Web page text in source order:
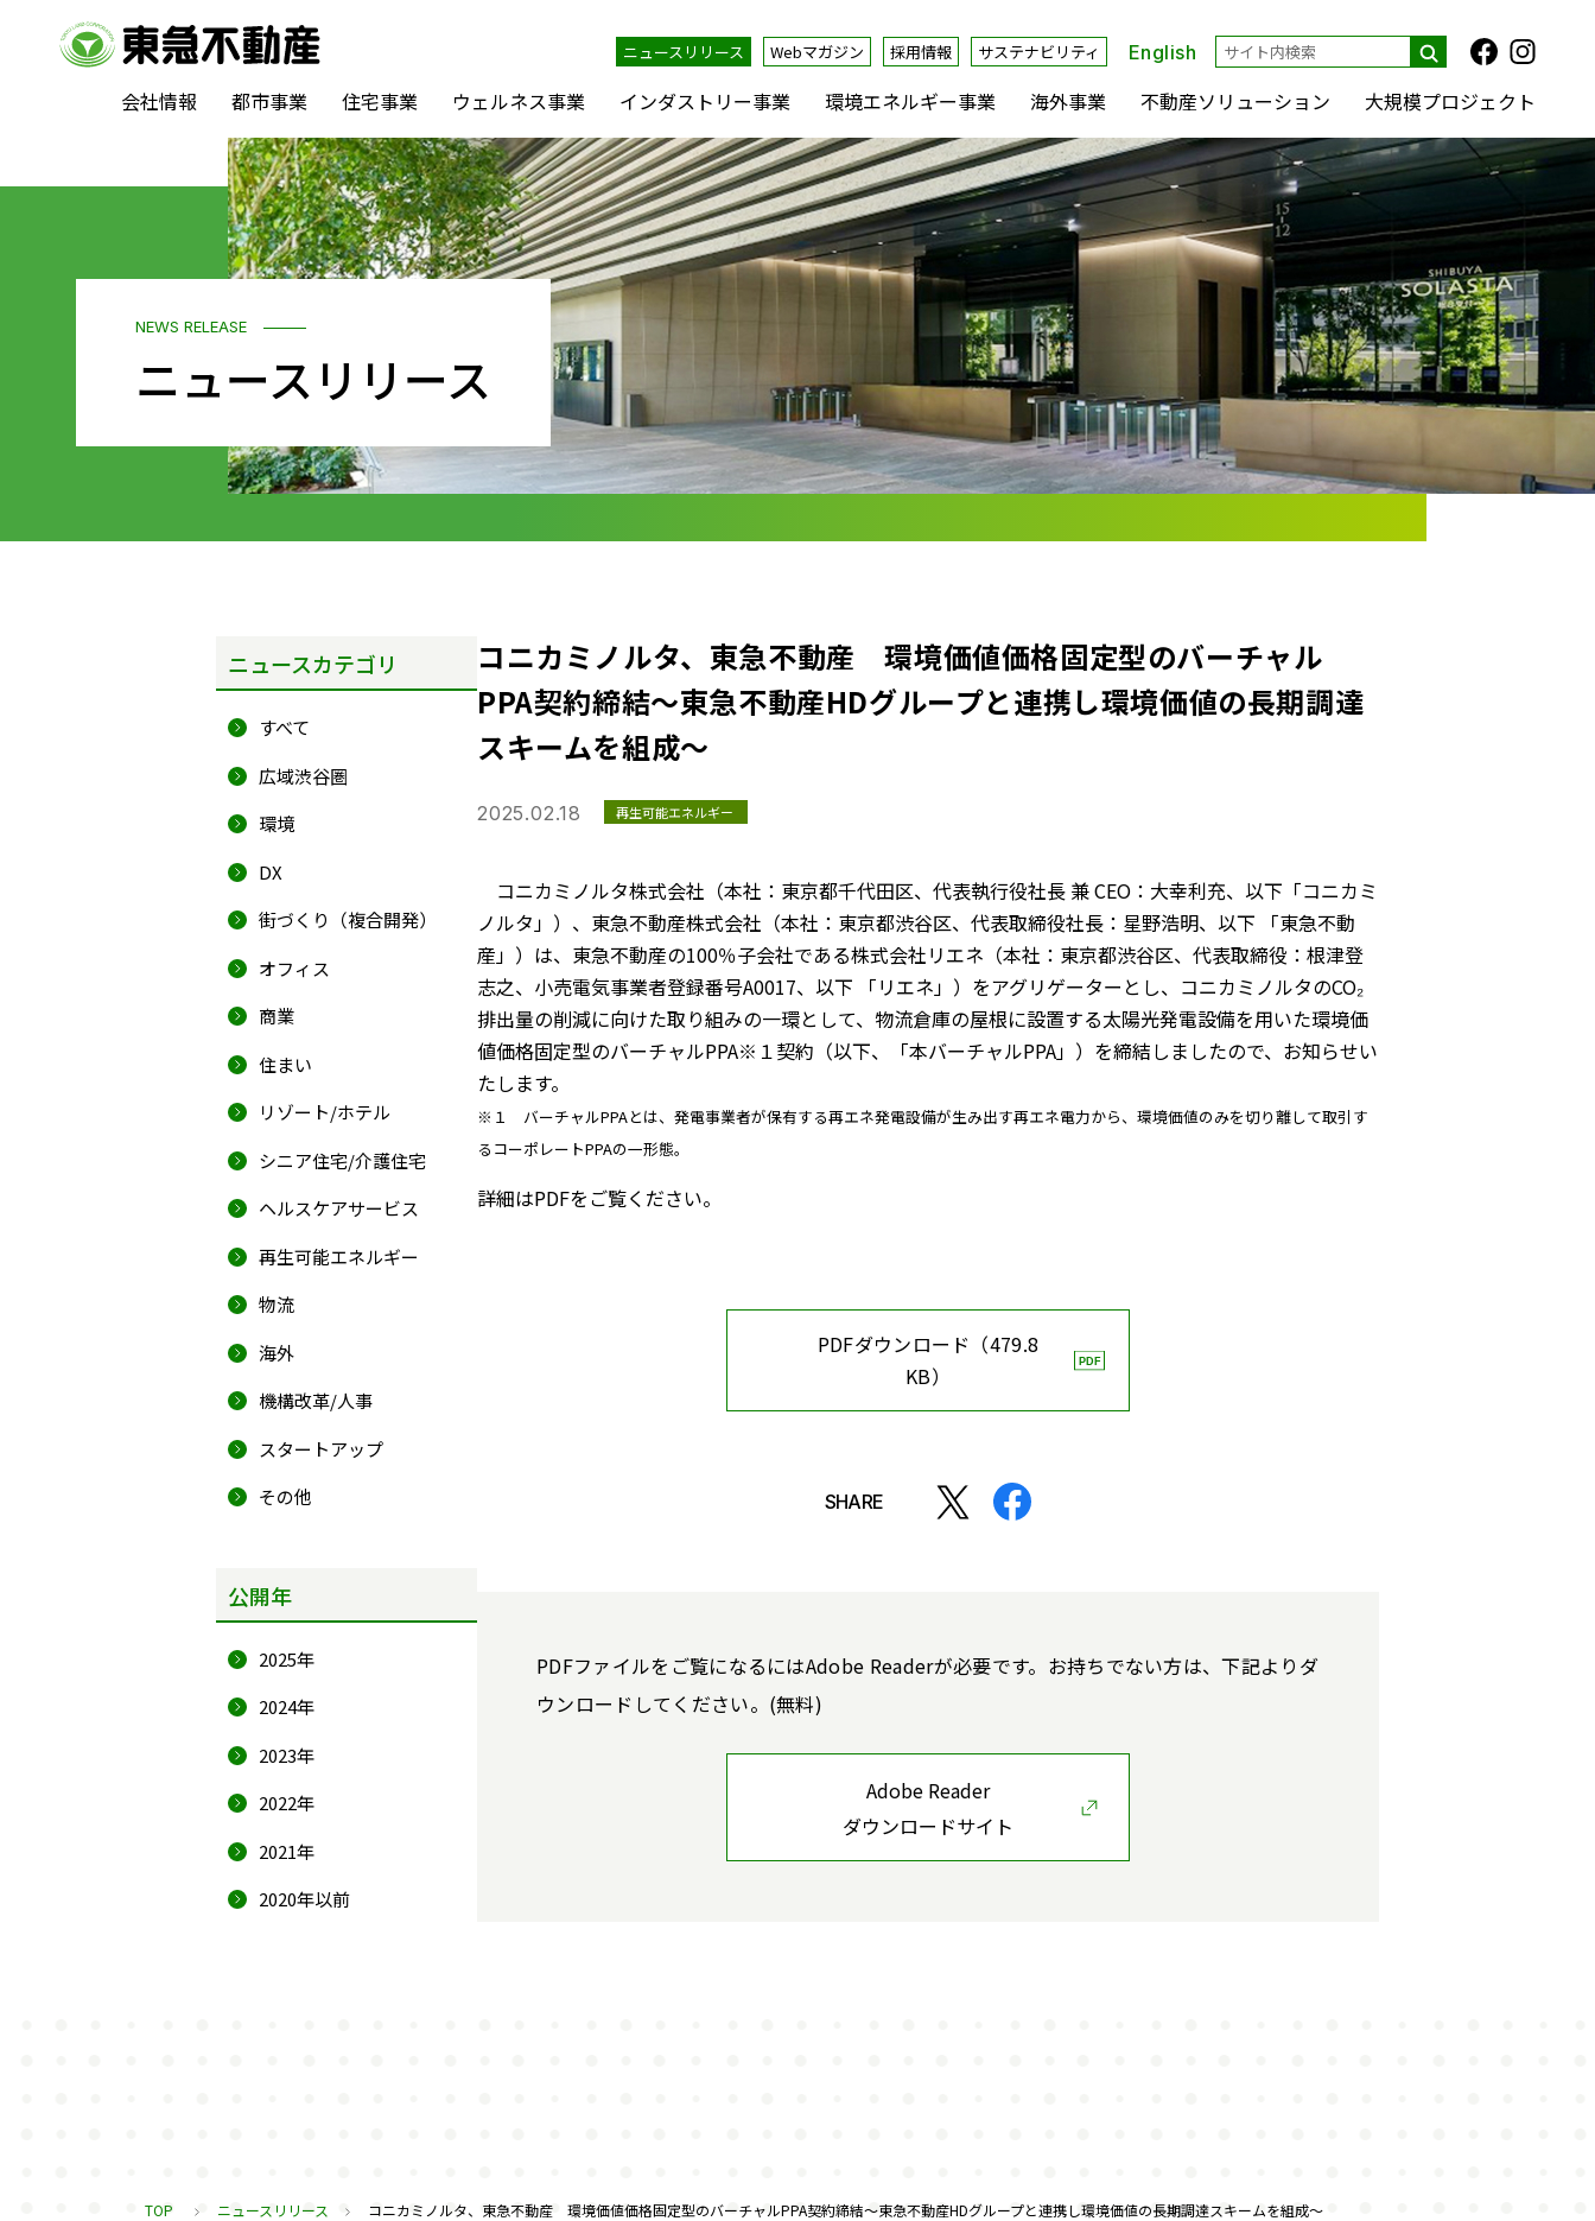
ニュースリリース Webマガジン 採用情報 サステナビリティ English
会社情報 都市事業 住宅事業 ウェルネス事業 インダストリー事業 環境エネルギー事業 海外事業 不動産ソリューション 大規模プロジェクト
NEWS RELEASE
ニュースリリース
ニュースカテゴリ
すべて
広域渋谷圏
環境
DX
街づくり（複合開発）
オフィス
商業
住まい
リゾート/ホテル
シニア住宅/介護住宅
ヘルスケアサービス
再生可能エネルギー
物流
海外
機構改革/人事
スタートアップ
その他
公開年
2025年
2024年
2023年
2022年
2021年
2020年以前
コニカミノルタ、東急不動産 環境価値価格固定型のバーチャル
PPA契約締結～東急不動産HDグループと連携し環境価値の長期調達
スキームを組成～
2025.02.18 再生可能エネルギー
コニカミノルタ株式会社（本社：東京都千代田区、代表執行役社長 兼 CEO：大幸利充、以下「コニカミ
ノルタ」）、東急不動産株式会社（本社：東京都渋谷区、代表取締役社長：星野浩明、以下 「東急不動
産」）は、東急不動産の100％子会社である株式会社リエネ（本社：東京都渋谷区、代表取締役：根津登
志之、小売電気事業者登録番号A0017、以下 「リエネ」）をアグリゲーターとし、コニカミノルタのCO₂
排出量の削減に向けた取り組みの一環として、物流倉庫の屋根に設置する太陽光発電設備を用いた環境価
値価格固定型のバーチャルPPA※１契約（以下、「本バーチャルPPA」）を締結しましたので、お知らせい
たします。
※１ バーチャルPPAとは、発電事業者が保有する再エネ発電設備が生み出す再エネ電力から、環境価値のみを切り離して取引す
るコーポレートPPAの一形態。
詳細はPDFをご覧ください。
PDFダウンロード（479.8
KB）
SHARE
PDFファイルをご覧になるにはAdobe Readerが必要です。お持ちでない方は、下記よりダ
ウンロードしてください。(無料)
Adobe Reader
ダウンロードサイト
TOP ニュースリリース コニカミノルタ、東急不動産 環境価値価格固定型のバーチャルPPA契約締結～東急不動産HDグループと連携し環境価値の長期調達スキームを組成～